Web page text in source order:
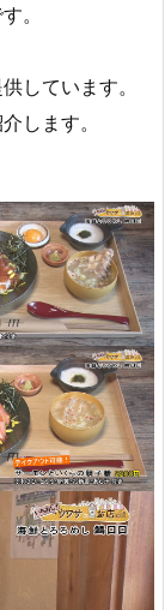
。
しています。
します。